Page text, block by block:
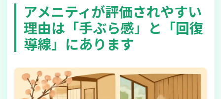
アメニティが評価されやすい
理由は「手ぶら感」と「回復
導線」にあります